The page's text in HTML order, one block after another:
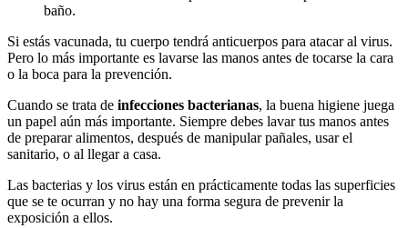
baño.
Si estás vacunada, tu cuerpo tendrá anticuerpos para atacar al virus.
Pero lo más importante es lavarse las manos antes de tocarse la cara
o la boca para la prevención.
Cuando se trata de infecciones bacterianas, la buena higiene juega
un papel aún más importante. Siempre debes lavar tus manos antes
de preparar alimentos, después de manipular pañales, usar el
sanitario, o al llegar a casa.
Las bacterias y los virus están en prácticamente todas las superficies
que se te ocurran y no hay una forma segura de prevenir la
exposición a ellos.